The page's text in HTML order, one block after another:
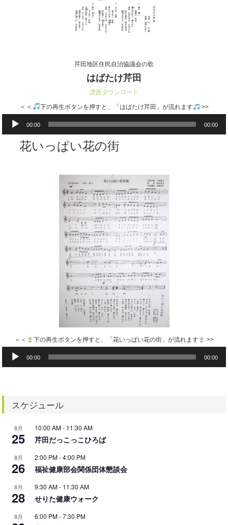
芹田地区住民自治協議会の歌
はばたけ芹田
譜面ダウンロード
＜＜ 下の再生ボタンを押すと、「はばたけ芹田」が流れます
>>
声
プ
レ
ー
00:00 00:00
花いっぱい花の街
＜＜ 下の再生ボタンを押すと、「花いっぱい花の街」が流れます
>>
声
プ
00:00 00:00
スケジュール
8月
25
10:00 AM- 11:30 AM
芹田だっこっこひろば
8月
26
2:00 PM-4:00 PM
福祉健康部会関係団体懇談会
8月
28
9:30 AM- 11:30 AM
せりた健康ウォーク
8月 6:00 PM-7:30 PM